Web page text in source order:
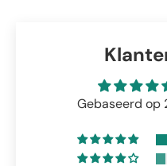
Gebaseerd op